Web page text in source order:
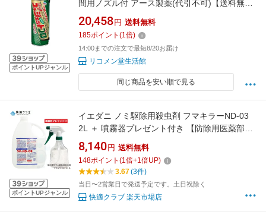
ポイントUPジャンル
間用ノズル付 アース製薬(代引不可)【送料無
料】
20,458 円 送料無料
185ポイント (1倍)
14:00までの注文で最短8/20お届け
リコメン堂生活館
同じ商品を安い順で見る
ポイントUPジャンル
イエダニ ノミ駆除用殺虫剤 フマキラーND-03
2L ＋ 噴霧器プレゼント付き 【防除用医薬部外
品】 ツメダニ ヒョウヒダニ コナダニ対策 【送
料無料】
8,140 円 送料無料
148ポイント (1倍+1倍UP)
3.67(3件)
当日〜2営業日で発送予定です。土日祝除く
快適クラブ 楽天市場店